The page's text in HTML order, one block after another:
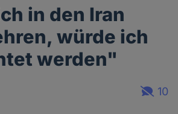
in den Iran
würde ich
werden"
10